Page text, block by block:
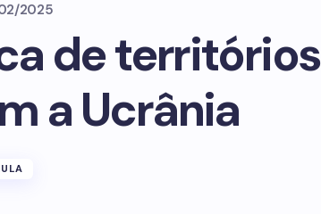
2025
de territórios
a Ucrânia